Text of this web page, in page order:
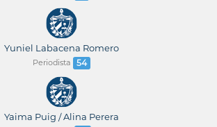
Yuniel Labacena Romero
Periodista 54
Yaima Puig / Alina Perera